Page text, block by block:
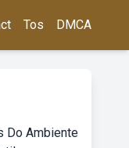
Tos DMCA
Do Ambiente